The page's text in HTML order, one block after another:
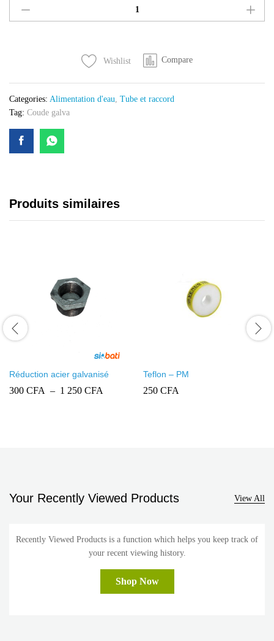
acier
galvanisé
Wishlist Compare
Categories: Alimentation d'eau, Tube et raccord
Tag: Coude galva
Produits similaires
Réduction acier galvanisé
300 CFA – 1 250 CFA
Teflon – PM
250 CFA
Your Recently Viewed Products View All
Recently Viewed Products is a function which helps you keep track of
your recent viewing history.
Shop Now